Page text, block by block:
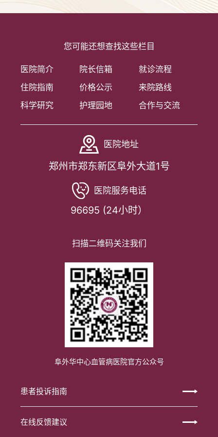
您可能还想查找这些栏目
医院简介 院长信箱
就诊流程
住院指南
价格公示
来院路线
科学研究
护理园地 合作与交流
医院地址
郑州市郑东新区阜外大道1号
医院服务电话
96695 (24小时）
扫描二维码关注我们
阜外华中心血管病医院官方公众号
患者投诉指南
在线反馈建议